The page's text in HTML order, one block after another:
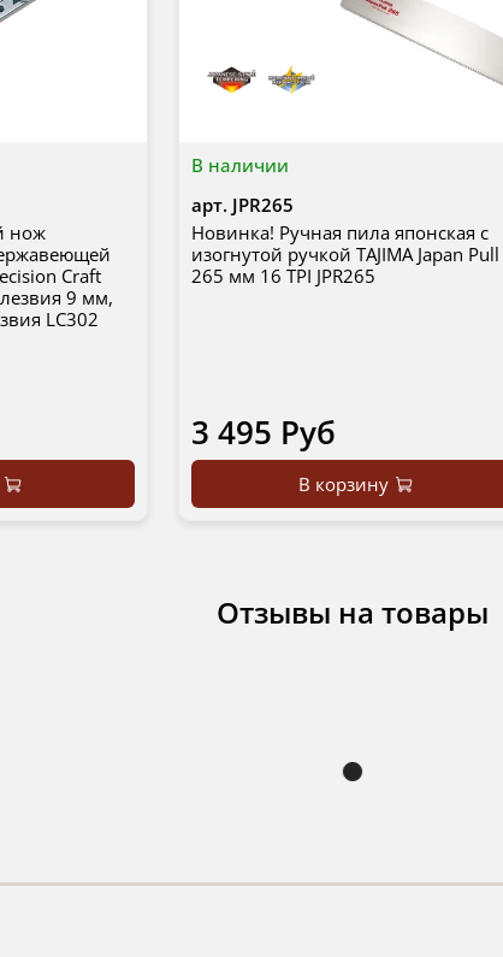
нож
Craft
9 мм,
LC302
В наличии
арт. JPR265
Новинка! Ручная пила японская с
изогнутой ручкой TAJIMA Japan Pull
265 мм 16 TPI JPR265
3 495 Руб
В корзину
Отзывы на товары